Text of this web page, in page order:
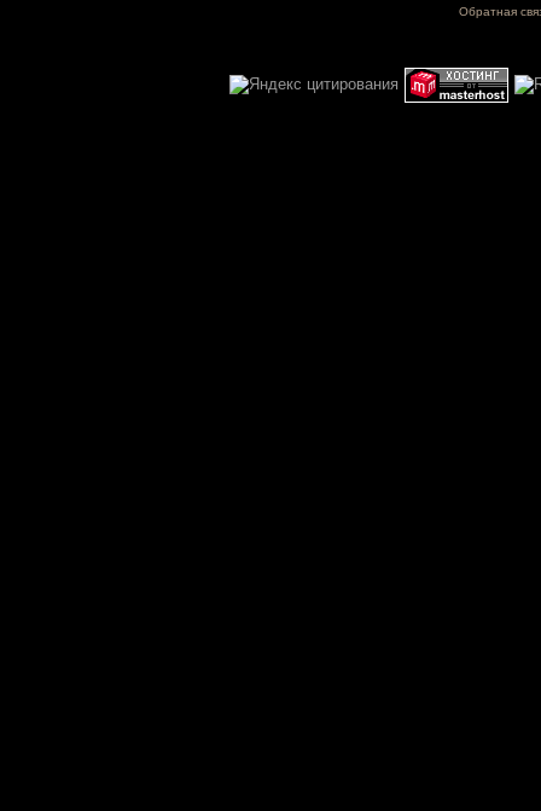
Обратная